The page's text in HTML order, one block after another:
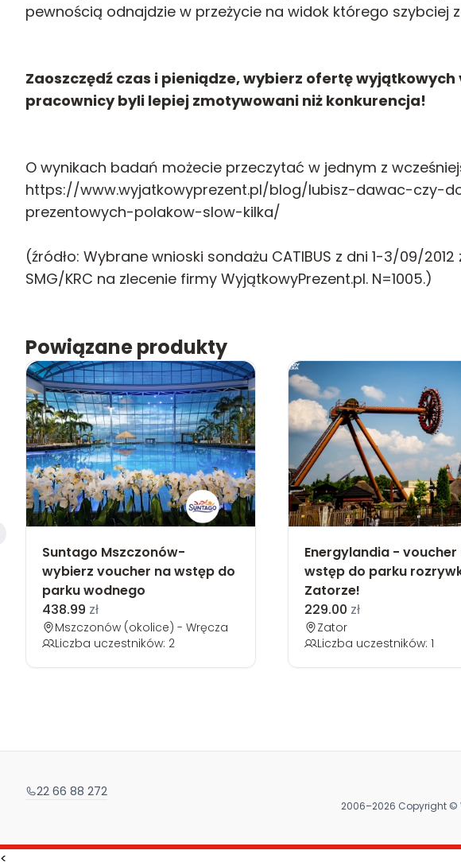
pewnością odnajdzie w przeżycie na widok którego szybciej
Zaoszczędź czas i pieniądze, wybierz ofertę
pracownicy byli lepiej zmotywowani niż konkurencja!
O wynikach badań możecie przeczytać w jednym z
https://www.wyjatkowyprezent.pl/blog/lubisz-dawac-czy-
prezentowych-polakow-slow-kilka/
(źródło: Wybrane wnioski sondażu CATIBUS z dni 1-3/09/
SMG/KRC na zlecenie firmy WyjątkowyPrezent.pl. N=1005.)
Powiązane produkty
Suntago Mszczonów-
wybierz voucher na wstęp do
parku wodnego
438.99 zł
Mszczonów (okolice) - Wręcza
Liczba uczestników: 2
Energylandia - voucher
wstęp do parku
Zatorze!
229.00 zł
Zator
Liczba uczestników: 1
22 66 88 272
2006–2026 Copyright ©